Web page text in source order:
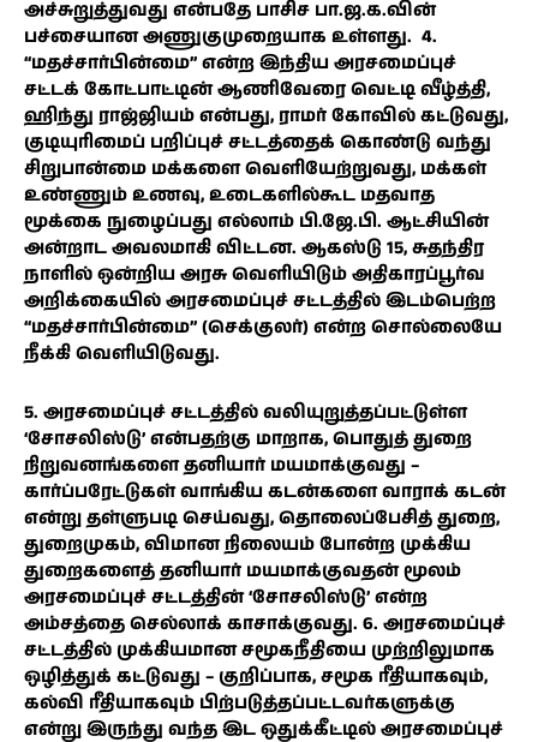
அச்சுறுத்துவது என்பதே பாசிச பா.ஜ.க.வின்
பச்சையான அணுகுமுறையாக உள்ளது. 4.
‘‘மதச்சார்பின்மை’’ என்ற இந்திய அரசமைப்புச்
சட்டக் கோட்பாட்டின் ஆணிவேரை வெட்டி வீழ்த்தி,
ஹிந்து ராஜ்ஜியம் என்பது, ராமர் கோவில் கட்டுவது,
குடியுரிமைப் பறிப்புச் சட்டத்தைக் கொண்டு வந்து
சிறுபான்மை மக்களை வெளியேற்றுவது, மக்கள்
உண்ணும் உணவு, உடைகளில்கூட மதவாத
மூக்கை நுழைப்பது எல்லாம் பி.ஜே.பி. ஆட்சியின்
அன்றாட அவலமாகி விட்டன. ஆகஸ்டு 15, சுதந்திர
நாளில் ஒன்றிய அரசு வெளியிடும் அதிகாரப்பூர்வ
அறிக்கையில் அரசமைப்புச் சட்டத்தில் இடம்பெற்ற
‘‘மதச்சார்பின்மை’’ (செக்குலர்) என்ற சொல்லையே
நீக்கி வெளியிடுவது.
5. அரசமைப்புச் சட்டத்தில் வலியுறுத்தப்பட்டுள்ள
‘சோசலிஸ்டு’ என்பதற்கு மாறாக, பொதுத் துறை
நிறுவனங்களை தனியார் மயமாக்குவது –
கார்ப்பரேட்டுகள் வாங்கிய கடன்களை வாராக் கடன்
என்று தள்ளுபடி செய்வது, தொலைப்பேசித் துறை,
துறைமுகம், விமான நிலையம் போன்ற முக்கிய
துறைகளைத் தனியார் மயமாக்குவதன் மூலம்
அரசமைப்புச் சட்டத்தின் ‘சோசலிஸ்டு’ என்ற
அம்சத்தை செல்லாக் காசாக்குவது. 6. அரசமைப்புச்
சட்டத்தில் முக்கியமான சமூகநீதியை முற்றிலுமாக
ஒழித்துக் கட்டுவது – குறிப்பாக, சமூக ரீதியாகவும்,
கல்வி ரீதியாகவும் பிற்படுத்தப்பட்டவர்களுக்கு
என்று இருந்து வந்த இட ஒதுக்கீட்டில் அரசமைப்புச்